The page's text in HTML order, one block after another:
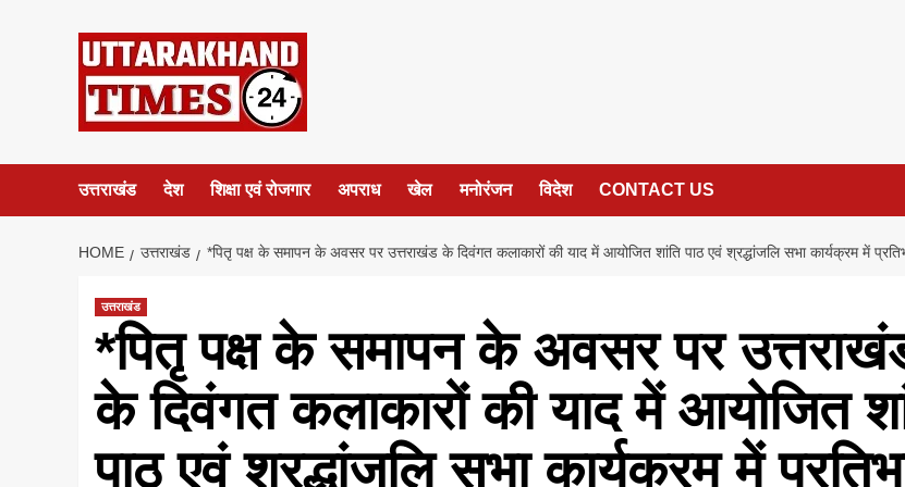
उत्तराखंड देश शिक्षा एवं रोजगार अपराध खेल मनोरंजन विदेश CONTACT US
HOME उत्तराखंड *पितृ पक्ष के समापन के अवसर पर उत्तराखंड के दिवंगत कलाकारों की याद में आयोजित शांति पाठ एवं श्रद्धांजलि सभा कार्यक्रम में
उत्तराखंड
*पितृ पक्ष के समापन के अवसर पर
के दिवंगत कलाकारों की याद में आयोजित
पाठ एवं श्रद्धांजलि सभा कार्यक्रम में